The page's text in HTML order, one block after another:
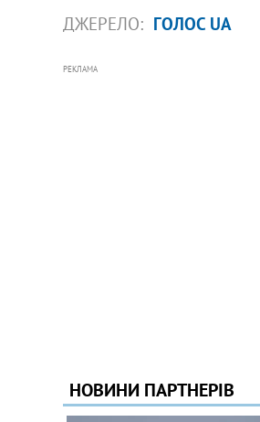
ДЖЕРЕЛО: ГОЛОС UA
РЕКЛАМА